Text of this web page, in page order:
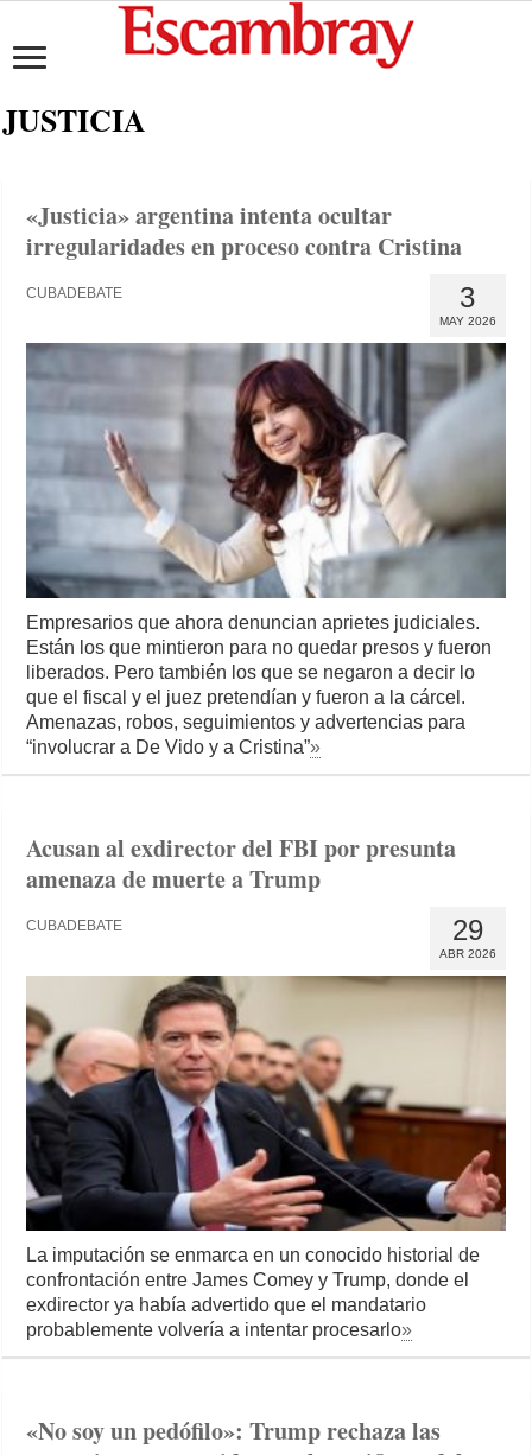
JUSTICIA
«Justicia» argentina intenta ocultar
irregularidades en proceso contra Cristina
3
MAY 2026
CUBADEBATE
Empresarios que ahora denuncian aprietes judiciales.
Están los que mintieron para no quedar presos y fueron
liberados. Pero también los que se negaron a decir lo
que el fiscal y el juez pretendían y fueron a la cárcel.
Amenazas, robos, seguimientos y advertencias para
“involucrar a De Vido y a Cristina”»
Acusan al exdirector del FBI por presunta
amenaza de muerte a Trump
29
ABR 2026
CUBADEBATE
La imputación se enmarca en un conocido historial de
confrontación entre James Comey y Trump, donde el
exdirector ya había advertido que el mandatario
probablemente volvería a intentar procesarlo»
«No soy un pedófilo»: Trump rechaza las